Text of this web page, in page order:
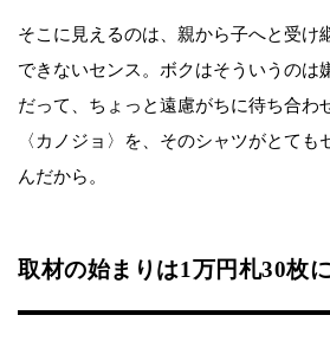
そこに見えるのは、親から子へと受け
できないセンス。ボクはそういうのは
だって、ちょっと遠慮がちに待ち合わ
〈カノジョ〉を、そのシャツがとても
んだから。
取材の始まりは1万円札30枚